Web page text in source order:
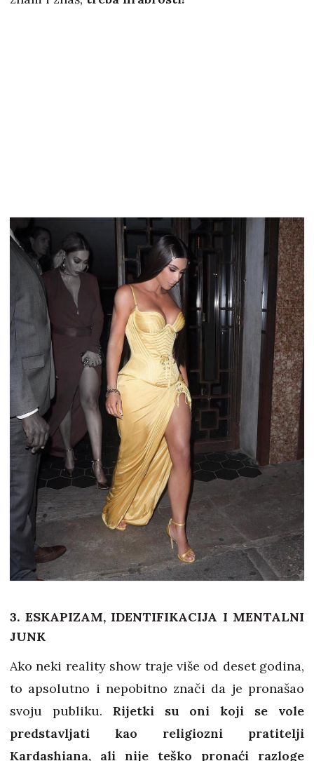
3. ESKAPIZAM, IDENTIFIKACIJA I MENTALNI
JUNK
Ako neki reality show traje više od deset godina,
to apsolutno i nepobitno znači da je pronašao
svoju publiku. Rijetki su oni koji se vole
predstavljati kao religiozni pratitelji
Kardashiana, ali nije teško pronaći razloge